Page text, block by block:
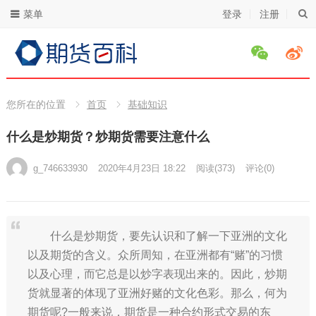
登录 注册
菜单
您所在的位置 首页 基础知识
什么是炒期货？炒期货需要注意什么
g_746633930 2020年4月23日 18:22 阅读(373) 评论(0)
什么是炒期货，要先认识和了解一下亚洲的文化
以及期货的含义。众所周知，在亚洲都有“赌”的习惯
以及心理，而它总是以炒字表现出来的。因此，炒期
货就显著的体现了亚洲好赌的文化色彩。那么，何为
期货呢?一般来说，期货是一种合约形式交易的东